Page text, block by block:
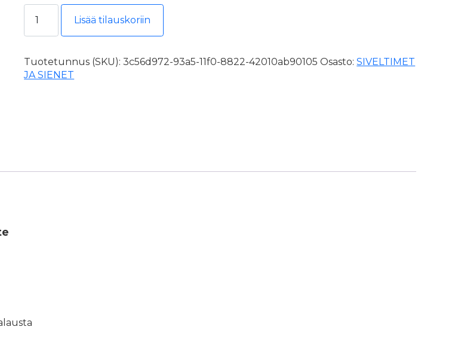
Ulkosivellin Unique 100x20, kulma, 2K-kahva määrä
Lisää tilauskoriin
Tuotetunnus (SKU):3c56d972-93a5-11f0-8822-42010ab90105 Osasto:SIVELTIMET
JA SIENET